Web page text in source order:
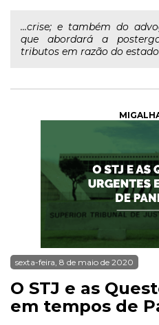
...crise; e também do
que abordará a
tributos em razão do
sexta-feira, 8 de maio de 2020
O STJ e as
em tempos de